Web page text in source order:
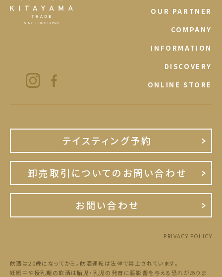
OUR PARTNER
COMPANY
INFORMATION
DISCOVERY
ONLINE STORE
テイスティング予約
卸売取引についてのお問い合わせ
お問い合わせ
PRIVACY POLICY
飲酒は20歳になってから。飲酒運転は法律で禁止されています。
妊娠中や授乳期の飲酒は胎児・乳児の発育に悪影響を与える恐れがありま